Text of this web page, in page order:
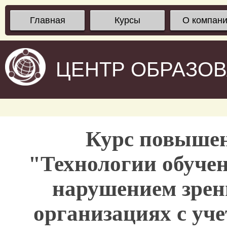
Главная Курсы О
ЦЕНТР
Курс
"Технологии
нарушением
организациях с